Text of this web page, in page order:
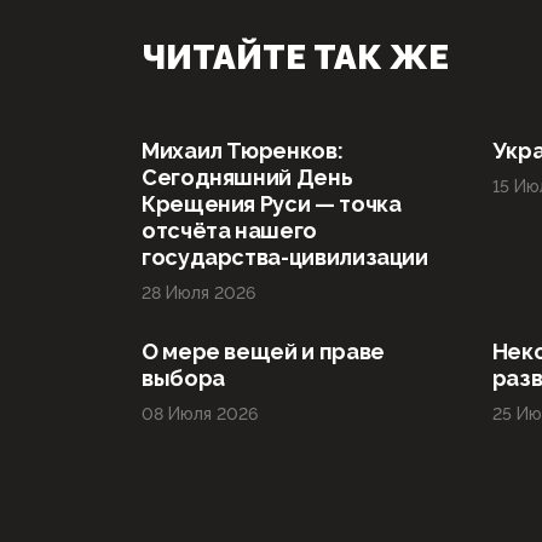
ЧИТАЙТЕ ТАК ЖЕ
Михаил Тюренков:
Сегодняшний День
Крещения Руси — точка
отсчёта нашего
государства-цивилизации
28 Июля 2026
15
О мере вещей и праве
выбора
08 Июля 2026 25